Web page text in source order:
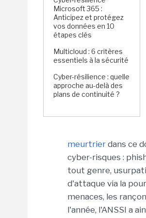
Microsoft 365 :
Anticipez et protégez
vos données en 10
étapes clés
Multicloud : 6 critères
essentiels à la sécurité
Cyber-résilience : quelle
approche au-delà des
plans de continuité ?
meurtrier dans ce
cyber-risques :
tout genre,
d'attaque via la
menaces, les
l'année, l'ANSSI a